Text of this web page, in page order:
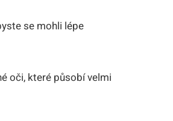
se mohli lépe
oči, které působí velmi